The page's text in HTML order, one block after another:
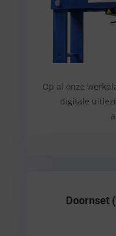
Op al onze
digitale
Doornset